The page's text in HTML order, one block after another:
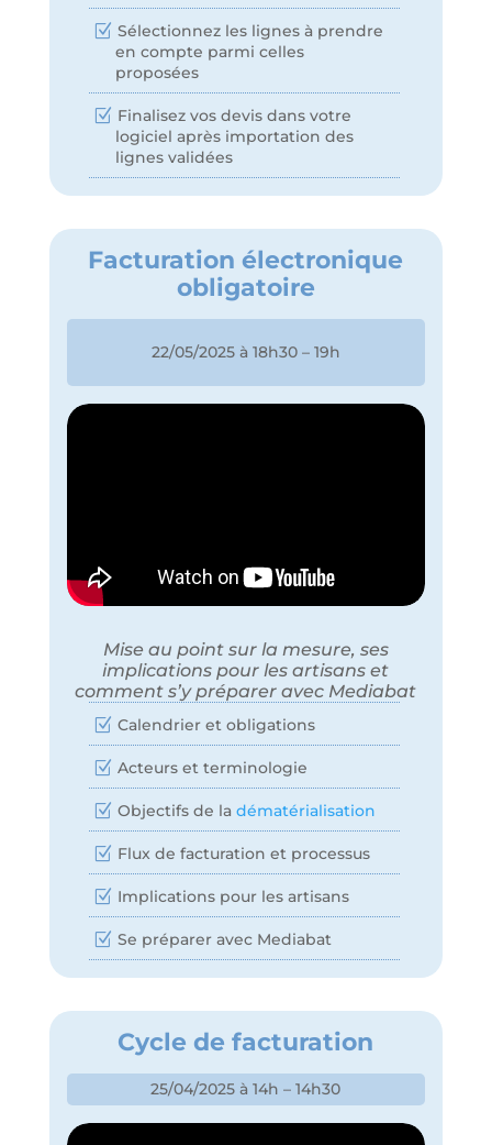
Sélectionnez les lignes à prendre
en compte parmi celles
proposées
Finalisez vos devis dans votre
logiciel après importation des
lignes validées
Facturation électronique
obligatoire
22/05/2025 à 18h30 – 19h
Mise au point sur la mesure, ses
implications pour les artisans et
comment s’y préparer avec Mediabat
Calendrier et obligations
Acteurs et terminologie
Objectifs de la dématérialisation
Flux de facturation et processus
Implications pour les artisans
Se préparer avec Mediabat
Cycle de facturation
25/04/2025 à 14h – 14h30